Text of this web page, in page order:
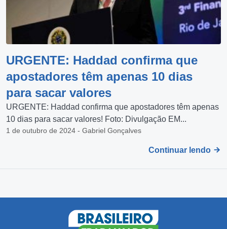
URGENTE: Haddad confirma que
apostadores têm apenas 10 dias
para sacar valores
URGENTE: Haddad confirma que apostadores têm apenas
10 dias para sacar valores! Foto: Divulgação EM...
1 de outubro de 2024 - Gabriel Gonçalves
Continuar lendo